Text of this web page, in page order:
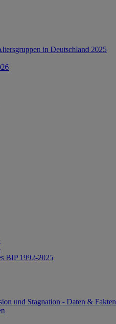
in Deutschland 2025
BIP 1992-2025
und Stagnation - Daten & Fakten